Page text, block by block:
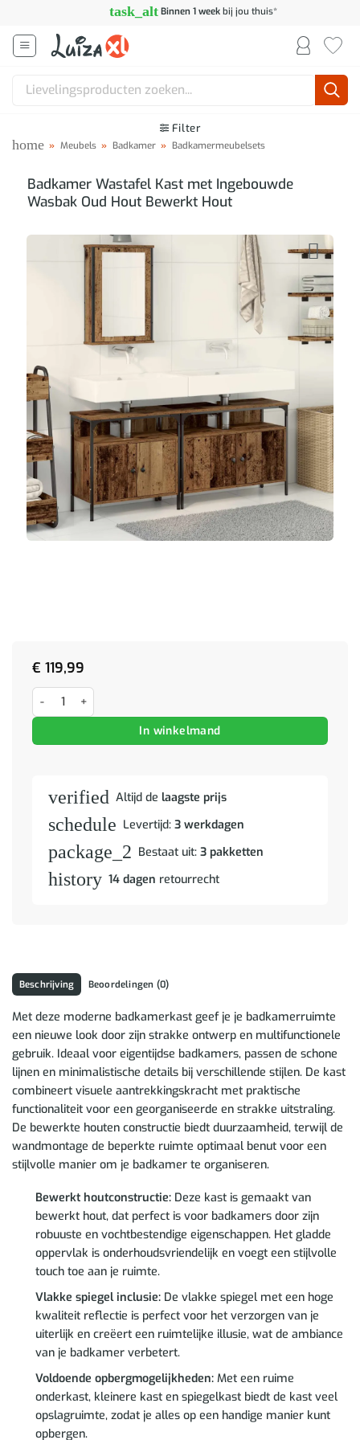
inhoud
task_alt Binnen 1 weekbij jou thuis*
Zoeken
Filter
home » Meubels » Badkamer » Badkamermeubelsets
Badkamer Wastafel Kast met Ingebouwde
Wasbak Oud Hout Bewerkt Hout
€ 119,99
Badkamer Wastafel Kast met Ingebouwde Wasbak Oud Hout
In winkelmand
verified Altijd de laagste prijs
schedule Levertijd: 3 werkdagen
package_2 Bestaat uit: 3 pakketten
history 14 dagen retourrecht
Beschrijving Beoordelingen (0)
Met deze moderne badkamerkast geef je je badkamerruimte
een nieuwe look door zijn strakke ontwerp en multifunctionele
gebruik. Ideaal voor eigentijdse badkamers, passen de schone
lijnen en minimalistische details bij verschillende stijlen. De kast
combineert visuele aantrekkingskracht met praktische
functionaliteit voor een georganiseerde en strakke uitstraling.
De bewerkte houten constructie biedt duurzaamheid, terwijl de
wandmontage de beperkte ruimte optimaal benut voor een
stijlvolle manier om je badkamer te organiseren.
Bewerkt houtconstructie:Deze kast is gemaakt van
bewerkt hout, dat perfect is voor badkamers door zijn
robuuste en vochtbestendige eigenschappen. Het gladde
oppervlak is onderhoudsvriendelijk en voegt een stijlvolle
touch toe aan je ruimte.
Vlakke spiegel inclusie:De vlakke spiegel met een hoge
kwaliteit reflectie is perfect voor het verzorgen van je
uiterlijk en creëert een ruimtelijke illusie, wat de ambiance
van je badkamer verbetert.
Voldoende opbergmogelijkheden:Met een ruime
onderkast, kleinere kast en spiegelkast biedt de kast veel
opslagruimte, zodat je alles op een handige manier kunt
opbergen.